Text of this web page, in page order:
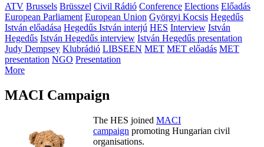
ATV Brussels Brüsszel Civil Rádió Conference Elections Előadás
European Parliament European Union Györgyi Kocsis Hegedűs
István előadása Hegedűs István interjú HES Interview István
Hegedűs István Hegedűs interview István Hegedűs presentation
Judy Dempsey Klubrádió LIBSEEN MET MET előadás MET
presentation NGO Presentation
More
MACI Campaign
The HES joined MACI
campaign promoting Hungarian civil
organisations.